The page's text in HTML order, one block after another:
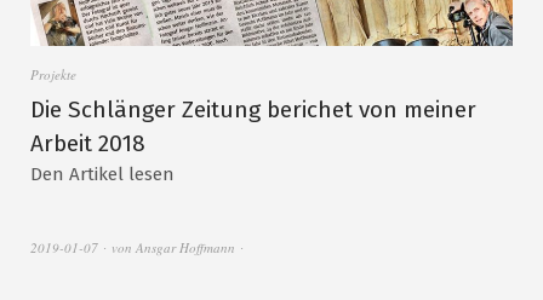
Projekte
Die Schlänger Zeitung berichet von meiner
Arbeit 2018
Den Artikel lesen
2019-01-07 von Ansgar Hoffmann